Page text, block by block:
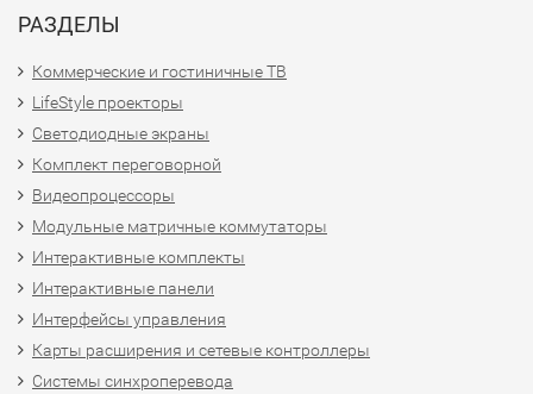
РАЗДЕЛЫ
Коммерческие и гостиничные ТВ
LifeStyle проекторы
Светодиодные экраны
Комплект переговорной
Видеопроцессоры
Модульные матричные коммутаторы
Интерактивные комплекты
Интерактивные панели
Интерфейсы управления
Карты расширения и сетевые контроллеры
Системы синхроперевода